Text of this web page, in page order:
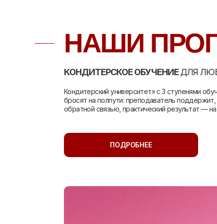
КОНДИТЕРСКОЕ ОБУЧЕНИЕДЛЯ
Кондитерский университет» с 3 ступенями
бросят на полпути: преподаватель
обратной связью, практический результат —
ПОДРОБНЕЕ
НАШИ